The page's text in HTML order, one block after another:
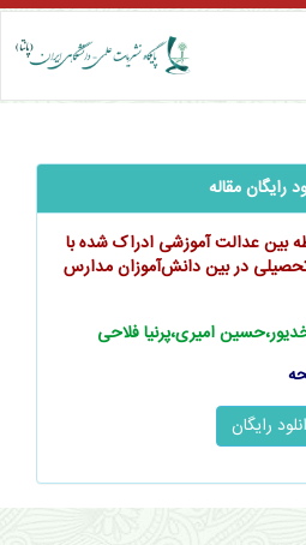
رایگان مقاله
بین عدالت آموزشی ادراک شده با
در بین ‌‌دانش‌آموزان مدارس
امیری،پرنیا فلاحی